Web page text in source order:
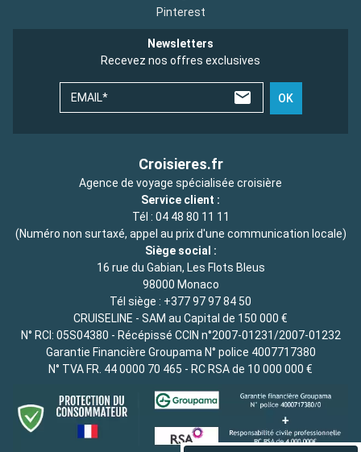
Pinterest
Newsletters
Recevez nos offres exclusives
EMAIL* OK
Croisieres.fr
Agence de voyage spécialisée croisière
Service client :
Tél : 04 48 80 11 11
(Numéro non surtaxé, appel au prix d'une communication locale)
Siège social :
16 rue du Gabian, Les Flots Bleus
98000 Monaco
Tél siège : +377 97 97 84 50
CRUISELINE - SAM au Capital de 150 000 €
N° RCI: 05S04380 - Récépissé CCIN n°2007-01231/2007-01232
Garantie Financière Groupama N° police 4007717380
N° TVA FR. 44 0000 70 465 - RC RSA de 10 000 000 €